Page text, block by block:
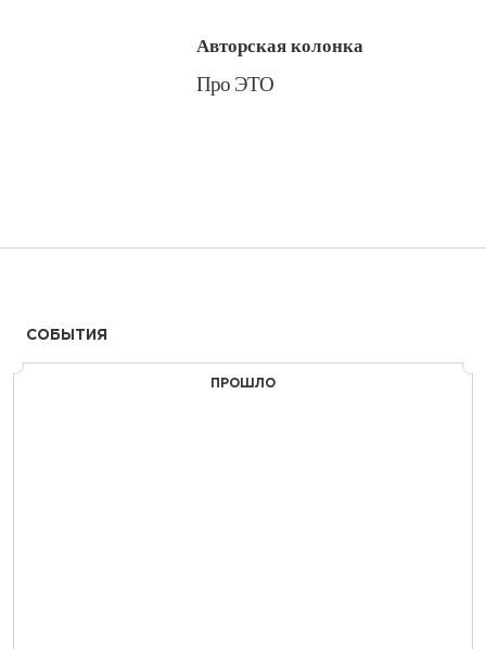
Авторская колонка
​Про ЭТО
СОБЫТИЯ
ПРОШЛО